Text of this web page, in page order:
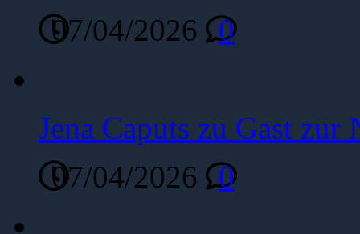
07/04/2026
0
Jena Caputs zu Gast zur
07/04/2026
0